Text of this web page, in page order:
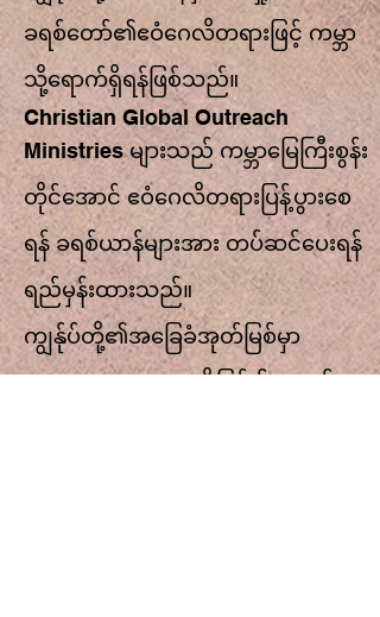
ခရစ်တော်၏ဧဝံဂေလိတရားဖြင့် ကမ္ဘာ
သို့ရောက်ရှိရန်ဖြစ်သည်။
Christian Global Outreach
Ministries များသည် ကမ္ဘာမြေကြီးစွန်း
တိုင်အောင် ဧဝံဂေလိတရားပြန့်ပွားစေ
ရန် ခရစ်ယာန်များအား တပ်ဆင်ပေးရန်
ရည်မှန်းထားသည်။
ကျွန်ုပ်တို့၏အခြေခံအုတ်မြစ်မှာ
Matthew 28:19 “သို့ဖြစ်၍ သွား၍